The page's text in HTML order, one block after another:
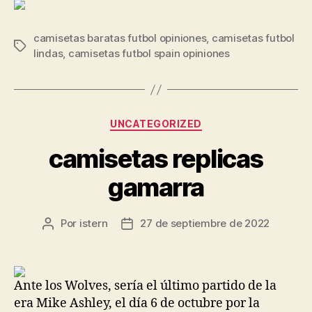
Etiquetas
camisetas baratas futbol opiniones, camisetas futbol
lindas, camisetas futbol spain opiniones
Categorías
UNCATEGORIZED
camisetas replicas
gamarra
Autor
Por istern
Fecha27 de septiembre de 2022
Ante los Wolves, sería el último partido de la
era Mike Ashley, el día 6 de octubre por la